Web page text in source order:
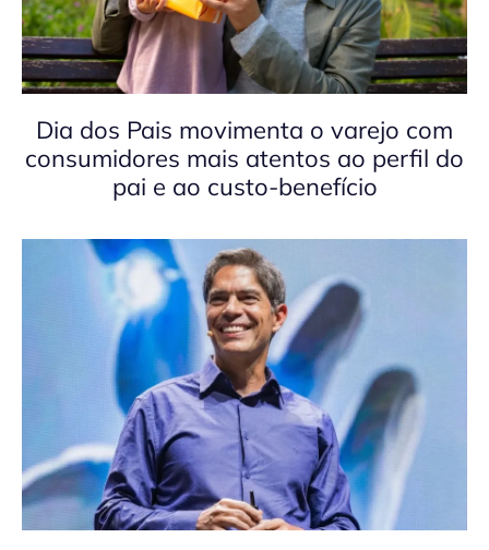
Dia dos Pais movimenta o varejo com
consumidores mais atentos ao perfil do
pai e ao custo-benefício